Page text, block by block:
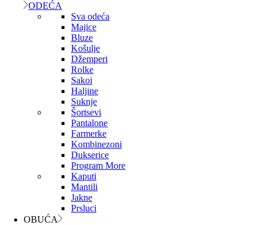
ODEĆA
Sva odeća
Majice
Bluze
Košulje
Džemperi
Rolke
Sakoi
Haljine
Suknje
Šortsevi
Pantalone
Farmerke
Kombinezoni
Dukserice
Program More
Kaputi
Mantili
Jakne
Prsluci
OBUĆA